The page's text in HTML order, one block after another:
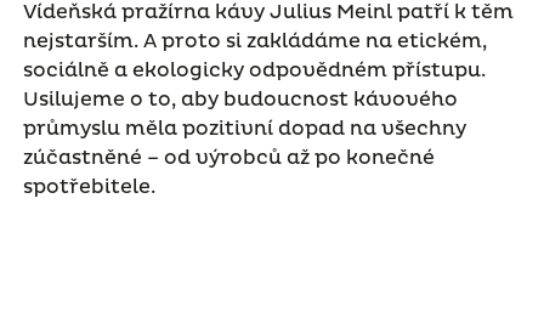
Vídeňská pražírna kávy Julius Meinl patří k těm
nejstarším. A proto si zakládáme na etickém,
sociálně a ekologicky odpovědném přístupu.
Usilujeme o to, aby budoucnost kávového
průmyslu měla pozitivní dopad na všechny
zúčastněné – od výrobců až po konečné
spotřebitele.